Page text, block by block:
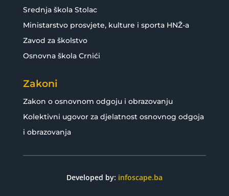
Srednja škola Stolac
Ministarstvo prosvjete, kulture i sporta HNŽ-a
Zavod za školstvo
Osnovna škola Crnići
Zakoni
Zakon o osnovnom odgoju i obrazovanju
Kolektivni ugovor za djelatnost osnovnog odgoja
i obrazovanja
Developed by: infoscape.ba